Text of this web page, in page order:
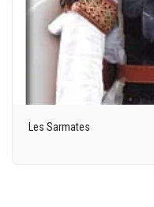
Les Sarmates